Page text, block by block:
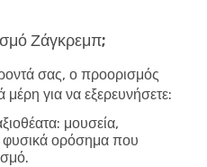
Ζάγκρεμπ;
σας, ο προορισμός
για να εξερευνήσετε:
: μουσεία,
φυσικά ορόσημα που